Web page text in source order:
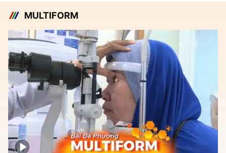
MULTIFORM